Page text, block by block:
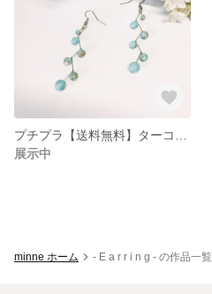
展示中
minne ホーム - E a r r i n g - の作品一覧